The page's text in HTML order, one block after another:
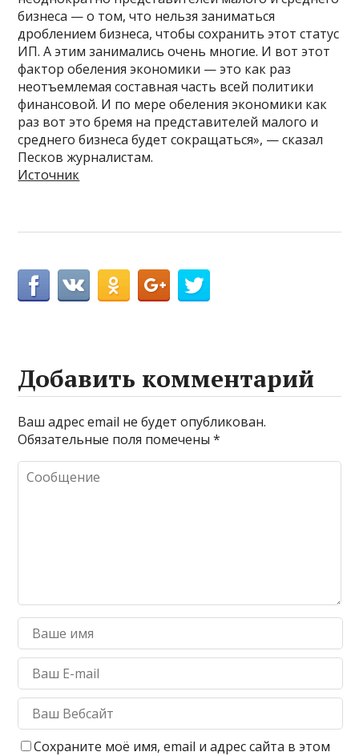
бизнеса — о том, что нельзя заниматься
дроблением бизнеса, чтобы сохранить этот статус
ИП. А этим занимались очень многие. И вот этот
фактор обеления экономики — это как раз
неотъемлемая составная часть всей политики
финансовой. И по мере обеления экономики как
раз вот это бремя на представителей малого и
среднего бизнеса будет сокращаться», — сказал
Песков журналистам.
Источник
Добавить комментарий
Ваш адрес email не будет опубликован.
Обязательные поля помечены*
Сохраните моё имя, email и адрес сайта в этом